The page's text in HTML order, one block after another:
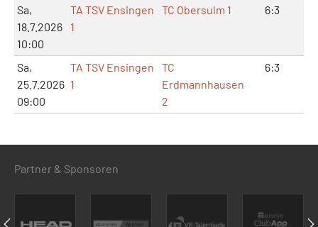
Sa,
18.7.2026
10:00
TA TSV Ensingen
1
TC Obersulm 1 6:3
Sa,
25.7.2026
09:00
TA TSV Ensingen
1
TC
Erdmannhausen
2
6:3
Partner & Sponsoren